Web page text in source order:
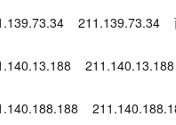
211.139.73.34